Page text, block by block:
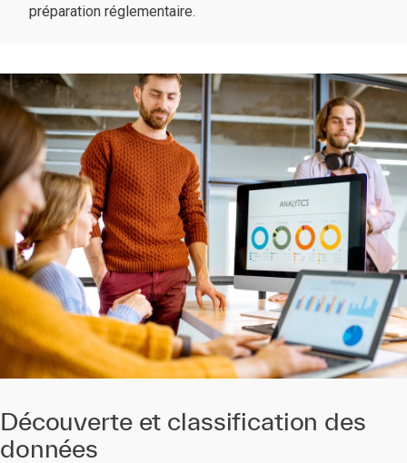
préparation réglementaire.
Découverte et classification des
données